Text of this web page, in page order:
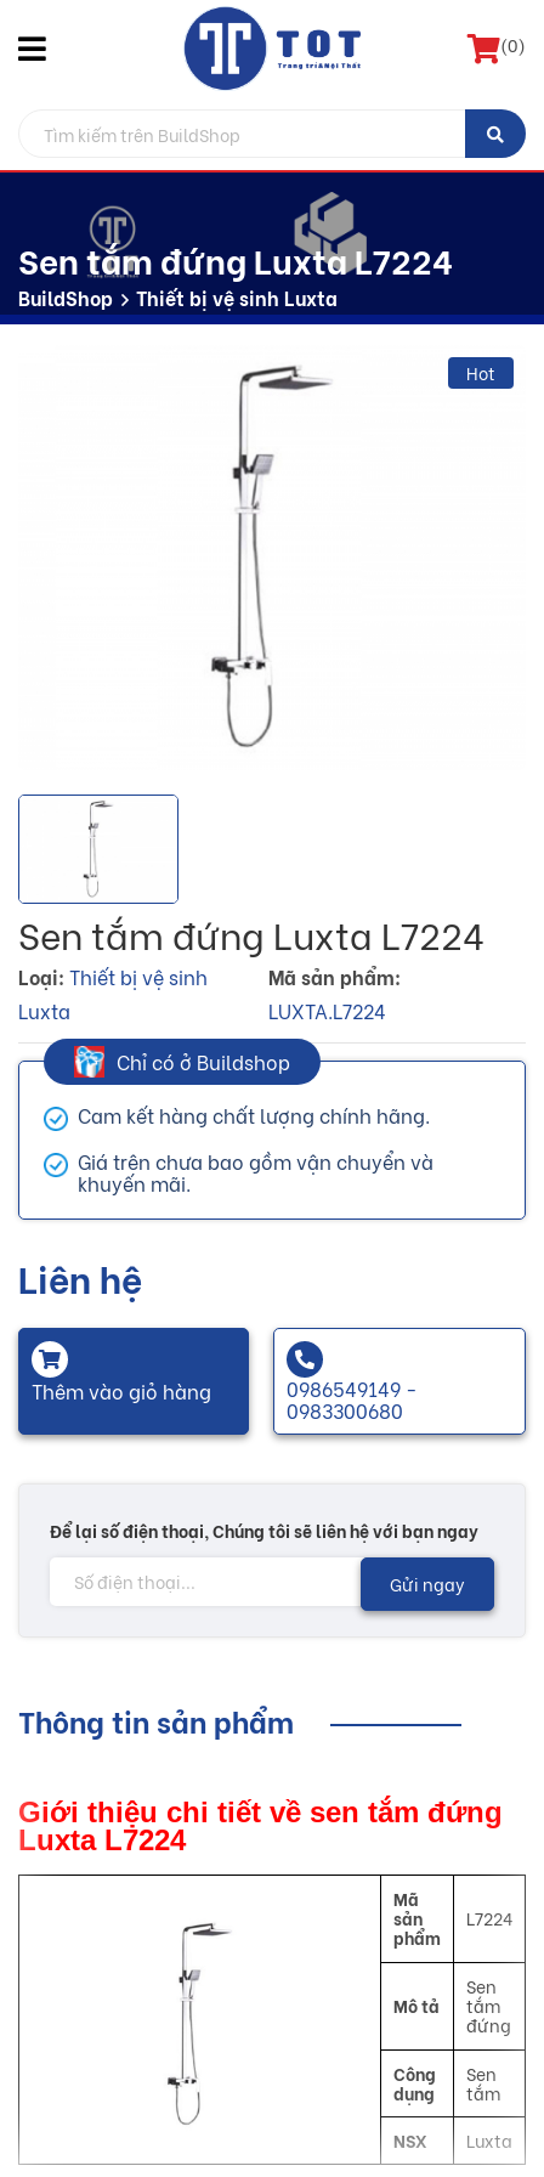
(0)
Sen tắm đứng Luxta L7224
BuildShop Thiết bị vệ sinh Luxta
Hot
Sen tắm đứng Luxta L7224
Loại: Thiết bị vệ sinh
Luxta
Mã sản phẩm:
LUXTA.L7224
Chỉ có ở Buildshop
Cam kết hàng chất lượng chính hãng.
Giá trên chưa bao gồm vận chuyển và
khuyến mãi.
Liên hệ
Thêm vào giỏ hàng 0986549149 -
0983300680
Để lại số điện thoại, Chúng tôi sẽ liên hệ với bạn ngay
Gửi ngay
Thông tin sản phẩm
Giới thiệu chi tiết về sen tắm đứng
Luxta L7224
Mã
sản
phẩm
L7224
Mô tả
Sen
tắm
đứng
Công
dụng
Sen
tắm
NSX
Luxta